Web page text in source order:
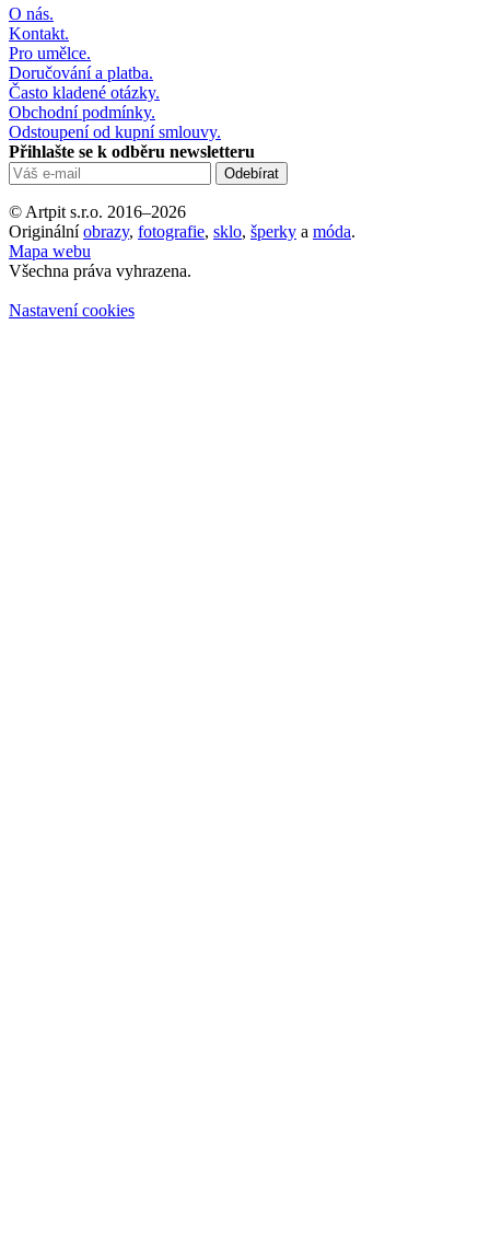
O nás.
Kontakt.
Pro umělce.
Doručování a platba.
Často kladené otázky.
Obchodní podmínky.
Odstoupení od kupní smlouvy.
Přihlašte se k odběru newsletteru
© Artpit s.r.o. 2016–2026
Originálníobrazy, fotografie, sklo, šperky a móda.
Mapa webu
Všechna práva vyhrazena.
Nastavení cookies